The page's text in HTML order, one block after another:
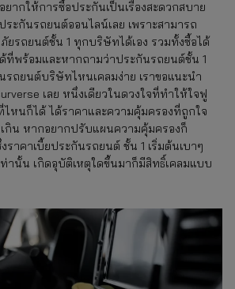
ากให้การซื้อประกันเป็นเรื่องสะดวกสบาย
ระกันรถยนต์ออนไลน์เลย เพราะสามารถ
ยรถยนต์ชั้น 1 ทุกบริษัทได้เอง รวมทั้งซื้อได้
ด้ที่พร้อมและหากถามว่าประกันรถยนต์ชั้น 1
ถยนต์บริษัทไหนเคลมง่าย เราขอแนะนำ
เลย หนึ่งเดียวในดวงใจที่ทำให้ใจฟู
ไหนก็ได้ ได้ราคาและความคุ้มครองที่ถูกใจ
เกิน หากอยากปรับแผนความคุ้มครองก็
ราคาเบี้ยประกันรถยนต์ ชั้น 1 เริ่มต้นเบาๆ
านั้น เกิดอุบัติเหตุใดขึ้นมาก็มีสิทธิ์เคลมแบบ